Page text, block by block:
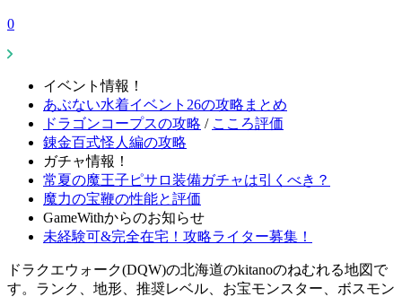
0
イベント情報！
あぶない水着イベント26の攻略まとめ
ドラゴンコープスの攻略 / こころ評価
錬金百式怪人編の攻略
ガチャ情報！
常夏の魔王子ピサロ装備ガチャは引くべき？
魔力の宝鞭の性能と評価
GameWithからのお知らせ
未経験可&完全在宅！攻略ライター募集！
ドラクエウォーク(DQW)の北海道のkitanoのねむれる地図で
す。ランク、地形、推奨レベル、お宝モンスター、ボスモン